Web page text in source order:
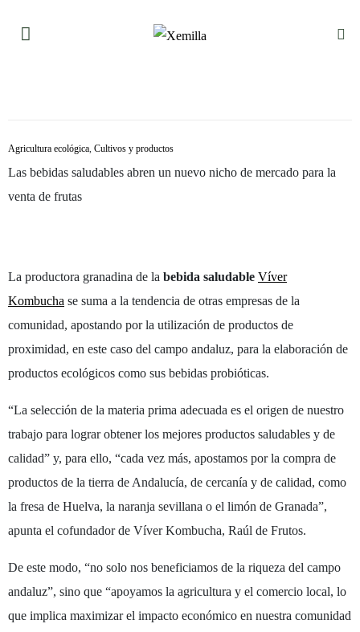
Agricultura ecológica, Cultivos y productos
Las bebidas saludables abren un nuevo nicho de mercado para la
venta de frutas
La productora granadina de la bebida saludable Víver
Kombucha se suma a la tendencia de otras empresas de la
comunidad, apostando por la utilización de productos de
proximidad, en este caso del campo andaluz, para la elaboración de
productos ecológicos como sus bebidas probióticas.
“La selección de la materia prima adecuada es el origen de nuestro
trabajo para lograr obtener los mejores productos saludables y de
calidad” y, para ello, “cada vez más, apostamos por la compra de
productos de la tierra de Andalucía, de cercanía y de calidad, como
la fresa de Huelva, la naranja sevillana o el limón de Granada”,
apunta el cofundador de Víver Kombucha, Raúl de Frutos.
De este modo, “no solo nos beneficiamos de la riqueza del campo
andaluz”, sino que “apoyamos la agricultura y el comercio local, lo
que implica maximizar el impacto económico en nuestra comunidad